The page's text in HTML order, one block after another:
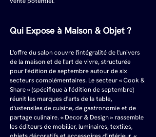
Qui Expose à Maison & Objet ?
L'offre du salon couvre l'intégralité de l'univers
de la maison et de l'art de vivre, structurée
pour l'édition de septembre autour de six
secteurs complémentaires. Le secteur « Cook &
Share » (spécifique à l'édition de septembre)
réunit les marques d'arts de la table,
d'ustensiles de cuisine, de gastronomie et de
partage culinaire. « Decor & Design » rassemble
les éditeurs de mobilier, luminaires, textiles,